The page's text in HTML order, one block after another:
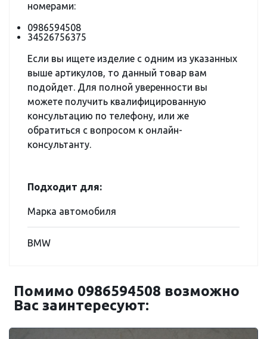
номерами:
0986594508
34526756375
Если вы ищете изделие с одним из указанных
выше артикулов, то данный товар вам
подойдет. Для полной уверенности вы
можете получить квалифицированную
консультацию по телефону, или же
обратиться с вопросом к онлайн-
консультанту.
Подходит для:
Марка автомобиля
BMW
Помимо 0986594508 возможно
Вас заинтересуют: